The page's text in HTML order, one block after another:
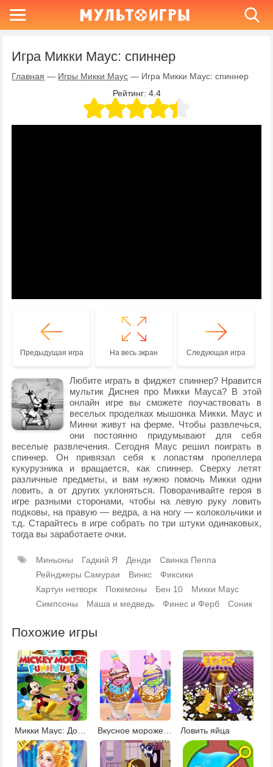
Игра Микки Маус: спиннер
Главная — Игры Микки Маус — Игра Микки Маус: спиннер
Рейтинг: 4.4
Предыдущая игра На весь экран Следующая игра
Любите играть в фиджет спиннер? Нравится
мультик Диснея про Микки Мауса? В этой
онлайн игре вы сможете поучаствовать в
веселых проделках мышонка Микки. Маус и
Минни живут на ферме. Чтобы развлечься,
они постоянно придумывают для себя
веселые развлечения. Сегодня Маус решил поиграть в
спиннер. Он привязал себя к лопастям пропеллера
кукурузника и вращается, как спиннер. Сверху летят
различные предметы, и вам нужно помочь Микки одни
ловить, а от других уклоняться. Поворачивайте героя в
игре разными сторонами, чтобы на левую руку ловить
подковы, на правую — ведра, а на ногу — колокольчики и
т.д. Старайтесь в игре собрать по три штуки одинаковых,
тогда вы заработаете очки.
Миньоны Гадкий Я Денди
Свинка Пеппа
Рейнджеры Самураи
Винкс
Фиксики
Картун нетворк
Покемоны Бен 10
Микки Маус
Симпсоны
Маша и медведь Финес и Ферб Соник
Похожие игры
Микки Маус: Дом развлечений Вкусное мороженое Чуррос Ловить яйца